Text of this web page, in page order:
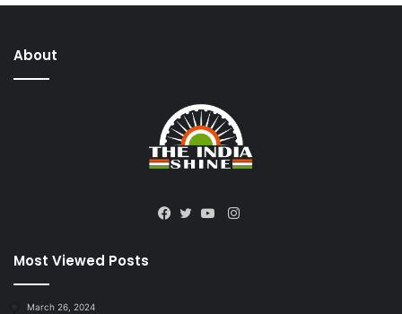
About
Instagram
Most Viewed Posts
March 26, 2024